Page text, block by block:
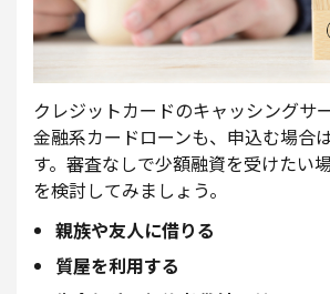
クレジットカードのキャッシングサ
金融系カードローンも、申込む場合
す。審査なしで少額融資を受けたい
を検討してみましょう。
親族や友人に借りる
質屋を利用する